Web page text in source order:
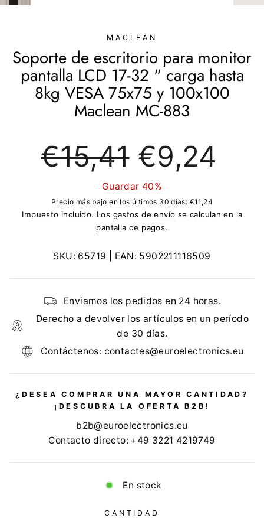
(ESC)
MACLEAN
Soporte de escritorio para monitor
pantalla LCD 17-32 " carga hasta
8kg VESA 75x75 y 100x100
Maclean MC-883
regular
€15,41
de
oferta
€9,24
Guardar 40%
Precio más bajo en los últimos 30 días: €11,24
Impuesto incluido. Los gastos de envío se calculan en la
pantalla de pagos.
SKU: 65719 | EAN: 5902211116509
Enviamos los pedidos en 24 horas.
Derecho a devolver los artículos en un período
de 30 días.
Contáctenos: contactes@euroelectronics.eu
¿DESEA COMPRAR UNA MAYOR CANTIDAD?
¡DESCUBRA LA OFERTA B2B!
b2b@euroelectronics.eu
Contacto directo: +49 3221 4219749
En stock
CANTIDAD